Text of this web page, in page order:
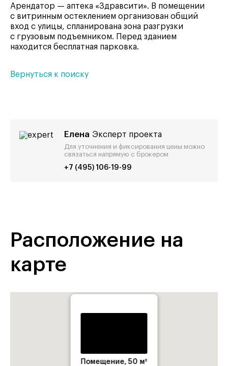
Арендатор — аптека «Здравсити». В помещении
с витринным остеклением организован общий
вход с улицы, спланирована зона разгрузки
с грузовым подъемником. Перед зданием
находится бесплатная парковка.
Вернуться к поиску
Елена Эксперт проекта
Для уточнения и фиксирования цены можно
связаться напрямую с брокером
+7 (495) 106-19-99
Расположение на
карте
Помещение, 50 м²